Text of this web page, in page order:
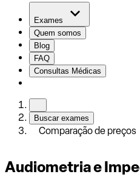
Exames
Quem somos
Blog
FAQ
Consultas Médicas
Buscar exames
Comparação de preços
Audiometria e